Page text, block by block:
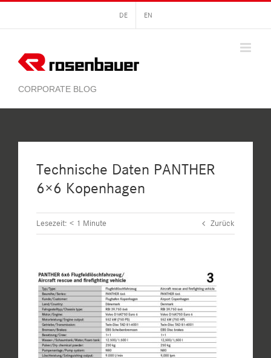
springen
DE EN
Technische Daten PANTHER
6×6 Kopenhagen
Lesezeit: < 1 Minute Zurück